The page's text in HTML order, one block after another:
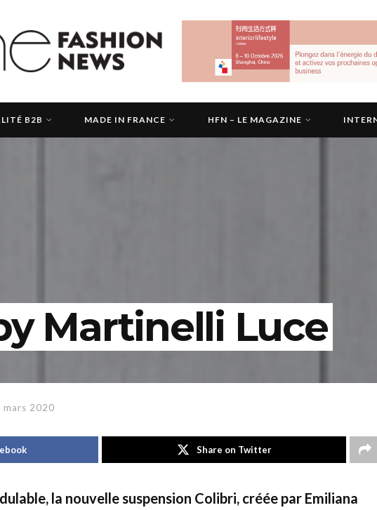
B2B MADE IN FRANCE HFN – LE MAGAZINE
Martinelli Luce
mars 2020
Share on Twitter
la nouvelle suspension Colibri, créée par Emiliana